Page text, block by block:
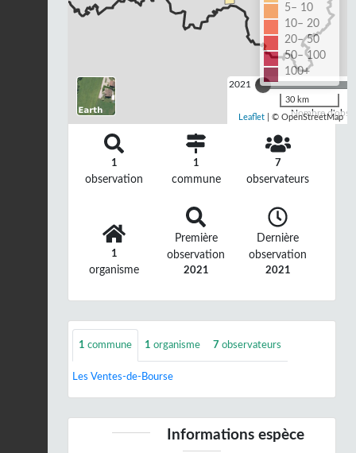
2021
Nombre
5– 10
10– 20
20– 50
50– 100
100+
30 km
Leaflet | © OpenStreetMap
1
observation
1
commune
7
observateurs
1
organisme
Première
observation
2021
Dernière
observation
2021
1 commune 1 organisme 7 observateurs
Les Ventes-de-Bourse
Informations espèce